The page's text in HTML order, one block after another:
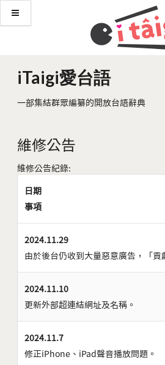
iTaigi愛台語
一部集結群眾編纂的開放台語辭典
維修公告
維修公告紀錄:
日期
事項
2024.11.29
由於後台仍收到大量惡意廣告，「貢
2024.11.10
更新外部超連結網址及名稱。
2024.11.7
修正iPhone、iPad聲音播放問題。